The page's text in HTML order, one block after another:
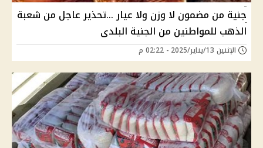
جنية من مضمون لا وزن ولا عيار ...تحذير عاجل من شعبة
الذهب للمواطنين من الجنية البلدى
الإثنين 13/يناير/2025 - 02:22 م